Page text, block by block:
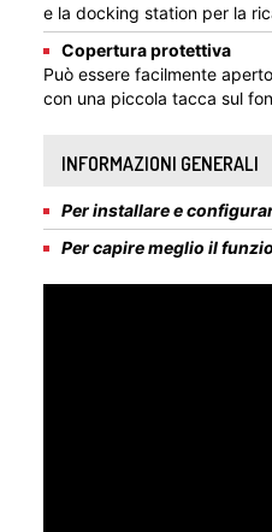
e la docking station per la
Copertura protettiva
Può essere facilmente
con una piccola tacca sul
INFORMAZIONI GENERALI
Per installare e
Per capire meglio il